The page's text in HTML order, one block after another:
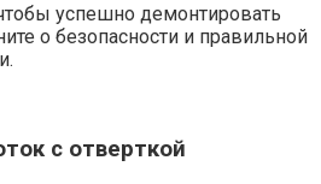
успешно демонтировать
о безопасности и правильной
с отверткой